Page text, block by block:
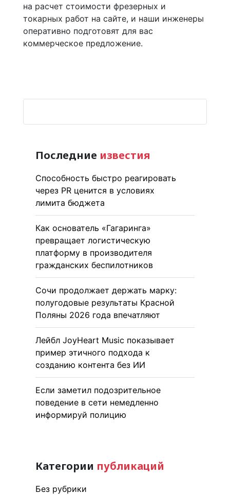
на расчет стоимости фрезерных и
токарных работ на сайте, и наши инженеры
оперативно подготовят для вас
коммерческое предложение.
Последние известия
Способность быстро реагировать
через PR ценится в условиях
лимита бюджета
Как основатель «Гагаринга»
превращает логистическую
платформу в производителя
гражданских беспилотников
Сочи продолжает держать марку:
полугодовые результаты Красной
Поляны 2026 года впечатляют
Лейбл JoyHeart Music показывает
пример этичного подхода к
созданию контента без ИИ
Если заметил подозрительное
поведение в сети немедленно
информируй полицию
Категории публикаций
Без рубрики